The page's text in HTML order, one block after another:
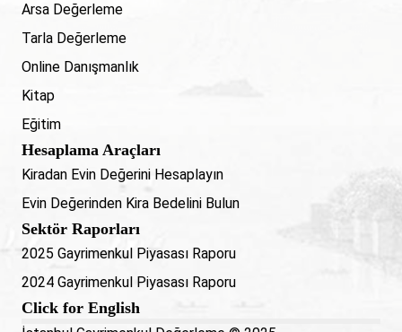
Arsa Değerleme
Tarla Değerleme
Online Danışmanlık
Kitap
Eğitim
Hesaplama Araçları
Kiradan Evin Değerini Hesaplayın
Evin Değerinden Kira Bedelini Bulun
Sektör Raporları
2025 Gayrimenkul Piyasası Raporu
2024 Gayrimenkul Piyasası Raporu
Click for English